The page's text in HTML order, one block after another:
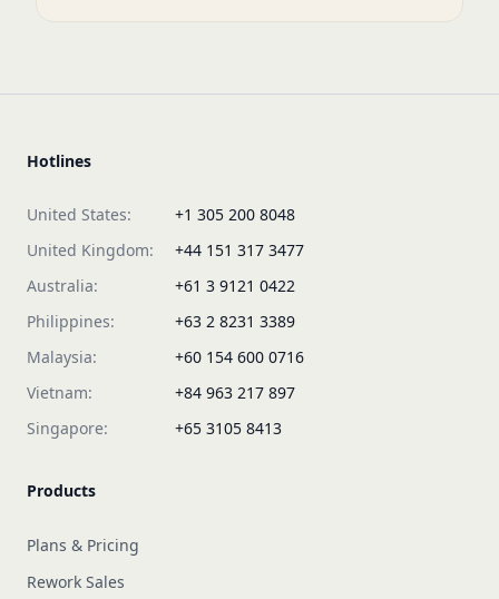
Hotlines
United States:
+1 305 200 8048
United Kingdom:
+44 151 317 3477
Australia:
+61 3 9121 0422
Philippines:
+63 2 8231 3389
Malaysia:
+60 154 600 0716
Vietnam:
+84 963 217 897
Singapore:
+65 3105 8413
Products
Plans & Pricing
Rework Sales